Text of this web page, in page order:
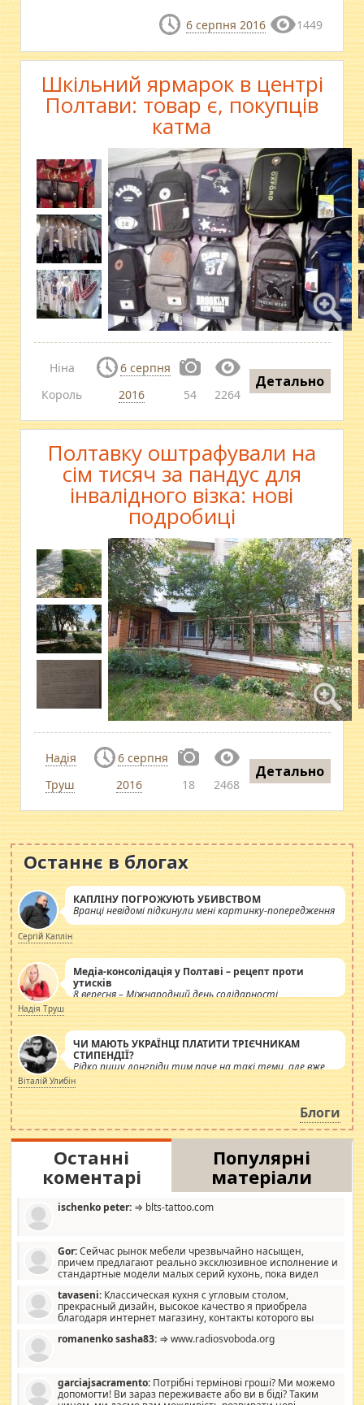
6 серпня 2016 1449
Шкільний ярмарок в центрі
Полтави: товар є, покупців
катма
Ніна
Король
6 серпня
2016
54 2264
Детально
Полтавку оштрафували на
сім тисяч за пандус для
інвалідного візка: нові
подробиці
Надія
Труш
6 серпня
2016
18 2468
Детально
Останнє в блогах
КАПЛІНУ ПОГРОЖУЮТЬ УБИВСТВОМ
Вранці невідомі підкинули мені картинку-попередження
Сергій Каплін
Медіа-консолідація у Полтаві – рецепт проти
утисків
8 вересня – Міжнародний день солідарності
журналістів.
Надія Труш
ЧИ МАЮТЬ УКРАЇНЦІ ПЛАТИТИ ТРІЄЧНИКАМ
СТИПЕНДІЇ?
Рідко пишу лонгріди тим паче на такі теми, але вже
просто дістало! Обурюють сьогоднішні інсенуації
навколо стипендіального питання. Штучно
роздувається ще одна соціальна катастрофа.
Віталій Улибін
Блоги
Останні
коментарі
Популярні
матеріали
ischenko peter: ⇒ blts-tattoo.com
Gor:Сейчас рынок мебели чрезвычайно насыщен,
причем предлагают реально эксклюзивное исполнение и
стандартные модели малых серий кухонь, пока видел
стандартные формы, в MebelOk, креативненько и что главное -
со вкусом все в порядке, без ненужных наворотов удорожающих
мебель, а это не последний фактор.
tavaseni: Классическая кухня с угловым столом,
прекрасный дизайн, высокое качество я приобрела
благодаря интернет магазину, контакты которого вы
romanenko sasha83: ⇒ www.radiosvoboda.org
garciajsacramento: Потрібні термінові гроші? Ми можемо
допомогти! Ви зараз переживаєте або ви в біді? Таким